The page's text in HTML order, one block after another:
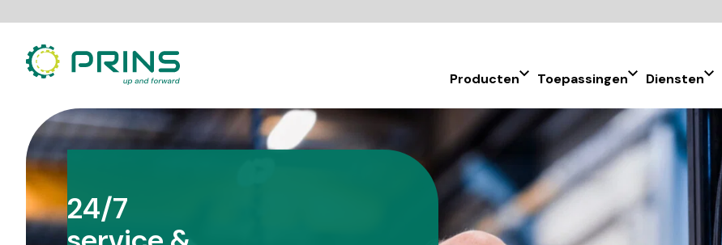
direct
inhoud
Producten Toepassingen Diensten
24/7